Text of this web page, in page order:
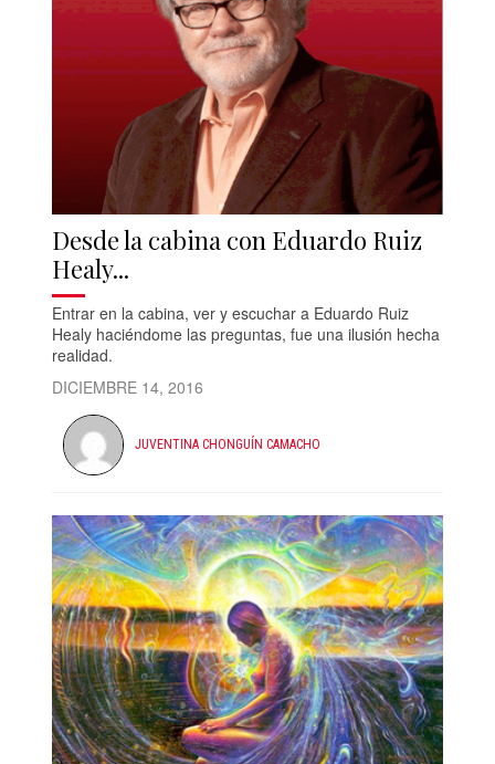
Desde la cabina con Eduardo Ruiz
Healy...
Entrar en la cabina, ver y escuchar a Eduardo Ruiz
Healy haciéndome las preguntas, fue una ilusión hecha
realidad.
DICIEMBRE 14, 2016
JUVENTINA CHONGUÍN CAMACHO